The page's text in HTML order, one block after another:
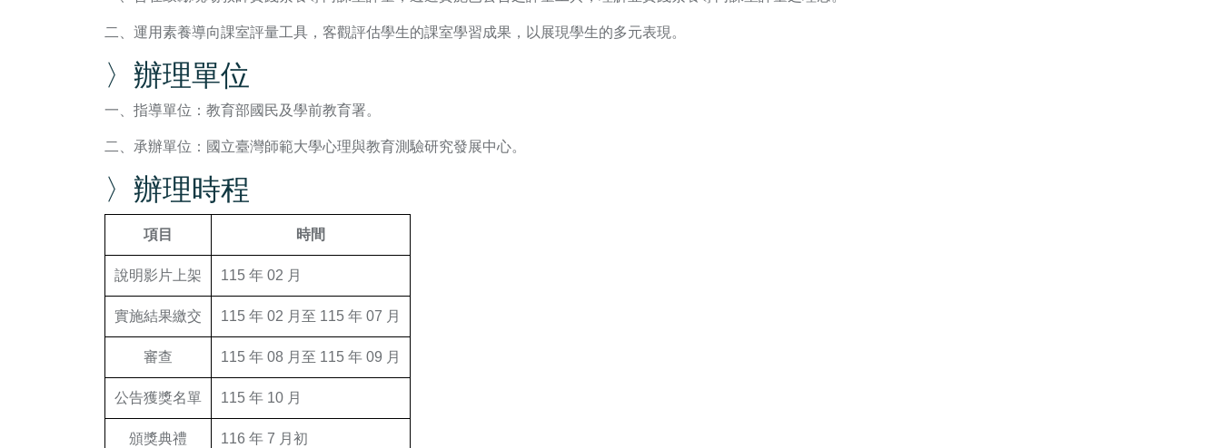
二、運用素養導向課室評量工具，客觀評估學生的課室學習成果，以展現學生的多元表現。
〉辦理單位
一、指導單位：教育部國民及學前教育署。
二、承辦單位：國立臺灣師範大學心理與教育測驗研究發展中心。
〉辦理時程
項目 時間
說明影片上架 115 年 02 月
實施結果繳交 115 年 02 月至 115 年 07 月
審查 115 年 08 月至 115 年 09 月
公告獲獎名單 115 年 10 月
頒獎典禮 116 年 7 月初